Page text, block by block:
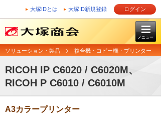
大塚IDとは 大塚ID新規登録 ログイン
メニュー
ソリューション・製品 複合機・コピー機・プリンター
RICOH IP C6020 / C6020M、
RICOH P C6010 / C6010M
A3カラープリンター